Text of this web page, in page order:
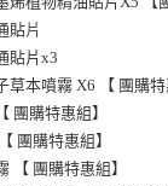
貼片
貼片x3
本噴霧 X6 【 團購特
團購特惠組】
團購特惠組】
【 團購特惠組】